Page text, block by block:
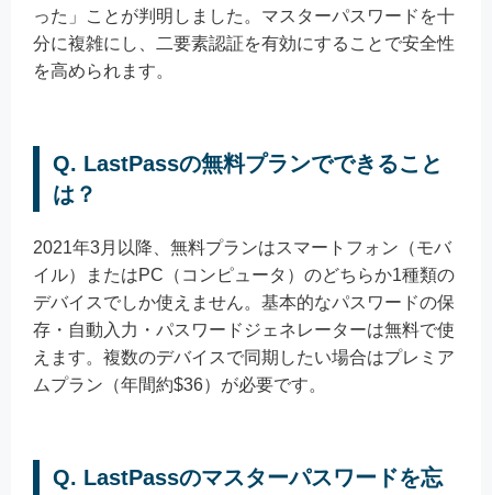
った」ことが判明しました。マスターパスワードを十
分に複雑にし、二要素認証を有効にすることで安全性
を高められます。
Q. LastPassの無料プランでできること
は？
2021年3月以降、無料プランはスマートフォン（モバ
イル）またはPC（コンピュータ）のどちらか1種類の
デバイスでしか使えません。基本的なパスワードの保
存・自動入力・パスワードジェネレーターは無料で使
えます。複数のデバイスで同期したい場合はプレミア
ムプラン（年間約$36）が必要です。
Q. LastPassのマスターパスワードを忘